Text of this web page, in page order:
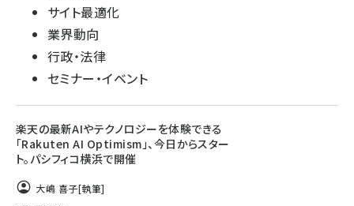
サイト最適化
業界動向
行政・法律
セミナー・イベント
楽天の最新AIやテクノロジーを体験できる
「Rakuten AI Optimism」、今日からスター
ト。パシフィコ横浜で開催
大嶋 喜子[執筆]